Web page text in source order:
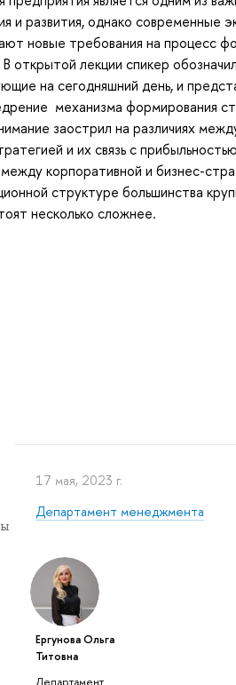
и развития, однако современные
новые требования на процесс
В открытой лекции спикер
на сегодняшний день, и
механизма формирования
заострил на различиях
и их связь с
корпоративной и бизнес-
структуре большинства
несколько сложнее.
17 мая, 2023 г.
Департамент менеджмента
Ергунова Ольга
Титовна